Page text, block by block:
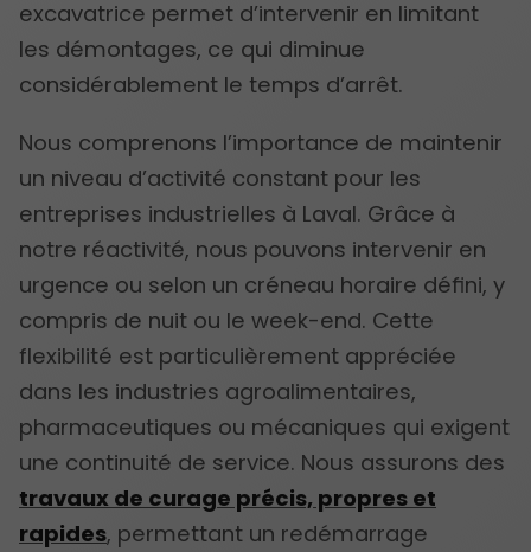
excavatrice permet d’intervenir en limitant
les démontages, ce qui diminue
considérablement le temps d’arrêt.
Nous comprenons l’importance de maintenir
un niveau d’activité constant pour les
entreprises industrielles à Laval. Grâce à
notre réactivité, nous pouvons intervenir en
urgence ou selon un créneau horaire défini, y
compris de nuit ou le week-end. Cette
flexibilité est particulièrement appréciée
dans les industries agroalimentaires,
pharmaceutiques ou mécaniques qui exigent
une continuité de service. Nous assurons des
travaux de curage précis, propres et
rapides, permettant un redémarrage